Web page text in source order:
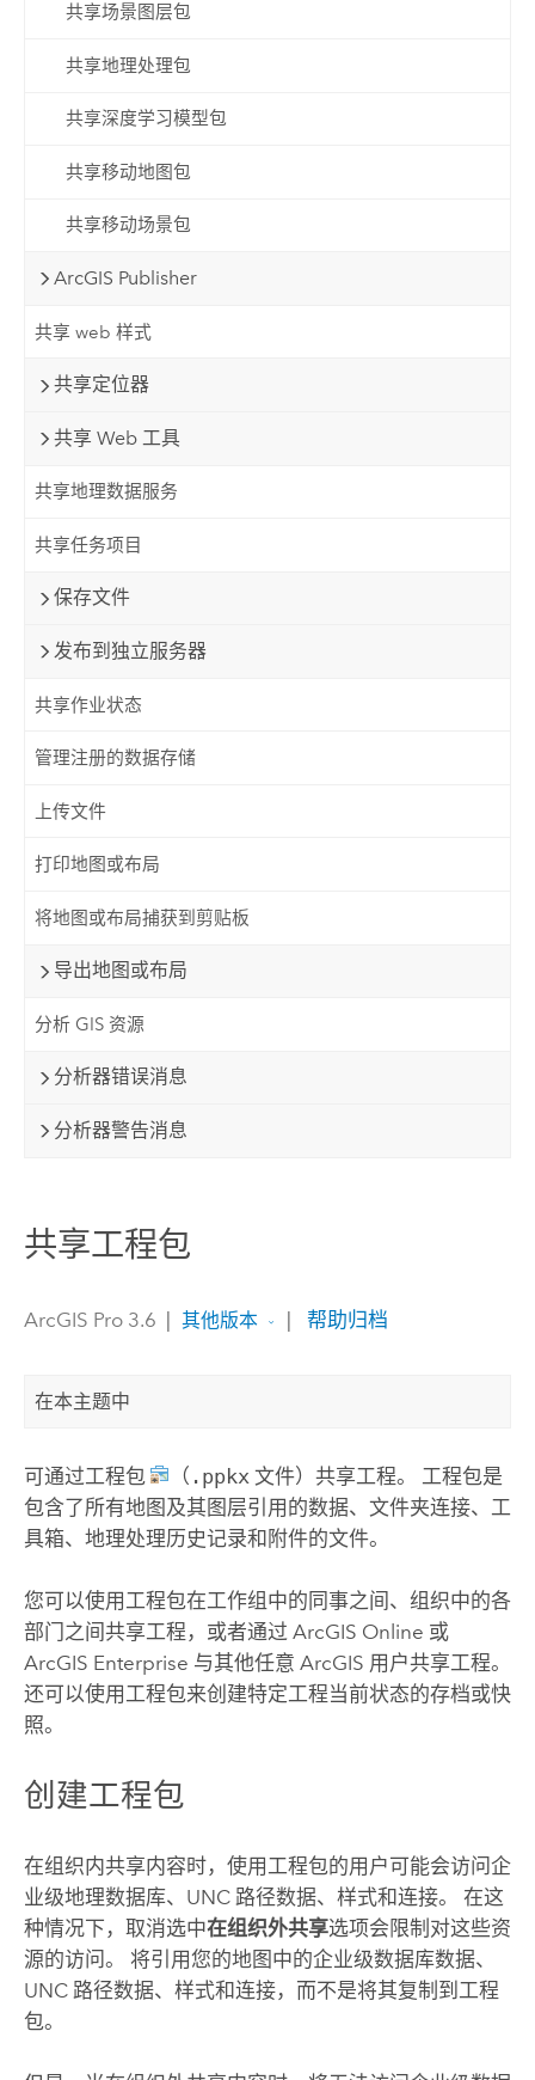
共享场景图层包
共享地理处理包
共享深度学习模型包
共享移动地图包
共享移动场景包
ArcGIS Publisher
共享 web 样式
共享定位器
共享 Web 工具
共享地理数据服务
共享任务项目
保存文件
发布到独立服务器
共享作业状态
管理注册的数据存储
上传文件
打印地图或布局
将地图或布局捕获到剪贴板
导出地图或布局
分析 GIS 资源
分析器错误消息
分析器警告消息
共享工程包
ArcGIS Pro 3.6 其他版本 帮助归档
在本主题中
可通过工程包 （ .ppkx 文件）共享工程。 工程包是
包含了所有地图及其图层引用的数据、文件夹连接、工
具箱、地理处理历史记录和附件的文件。
您可以使用工程包在工作组中的同事之间、组织中的各
部门之间共享工程，或者通过 ArcGIS Online 或
ArcGIS Enterprise 与其他任意 ArcGIS 用户共享工程。
还可以使用工程包来创建特定工程当前状态的存档或快
照。
创建工程包
在组织内共享内容时，使用工程包的用户可能会访问企
业级地理数据库、UNC 路径数据、样式和连接。 在这
种情况下，取消选中在组织外共享选项会限制对这些资
源的访问。 将引用您的地图中的企业级数据库数据、
UNC 路径数据、样式和连接，而不是将其复制到工程
包。